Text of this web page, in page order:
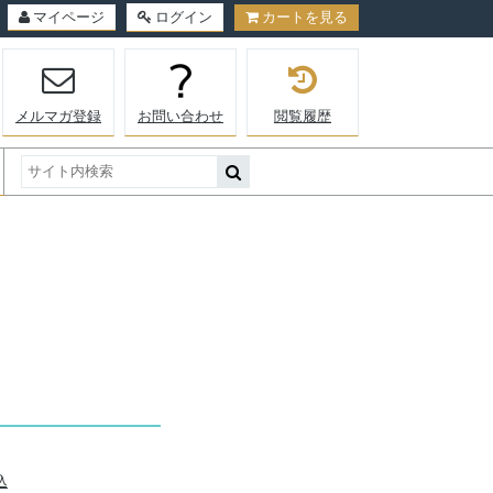
マイページ ログイン カートを見る
メルマガ登録 お問い合わせ 閲覧履歴